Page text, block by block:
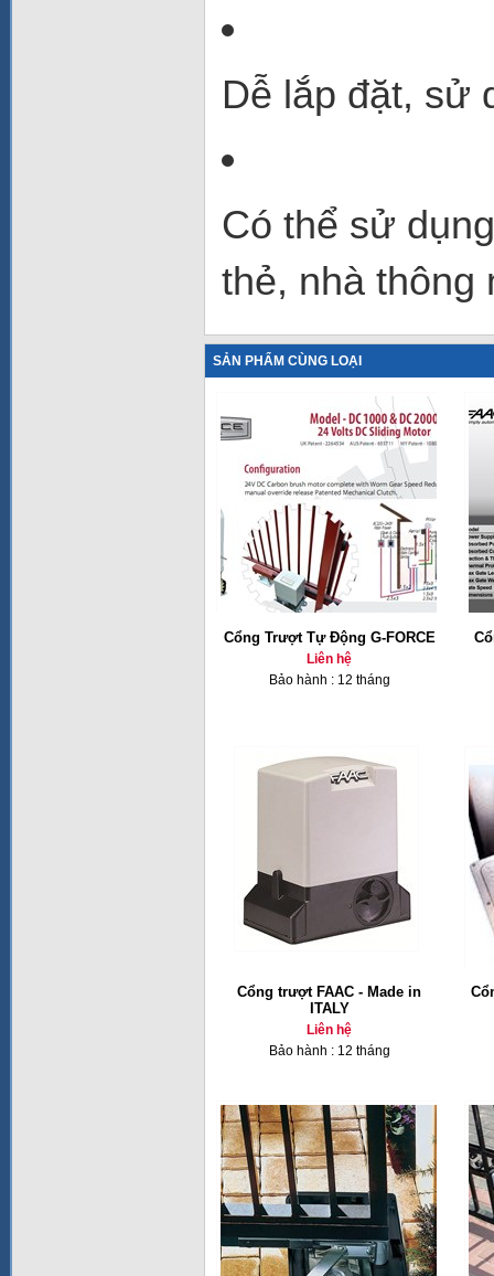
Dễ lắp đặt, sử
Có thể sử
thẻ, nhà thông
SẢN PHẨM CÙNG LOẠI
Cổng Trượt Tự Động G-FORCE
Liên hệ
Bảo hành : 12 tháng
Cổng trượt FAAC - Made in
ITALY
Liên hệ
Bảo hành : 12 tháng